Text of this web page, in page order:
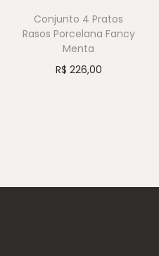
Conjunto 4 Pratos
Rasos Porcelana Fancy
Menta
R$ 226,00